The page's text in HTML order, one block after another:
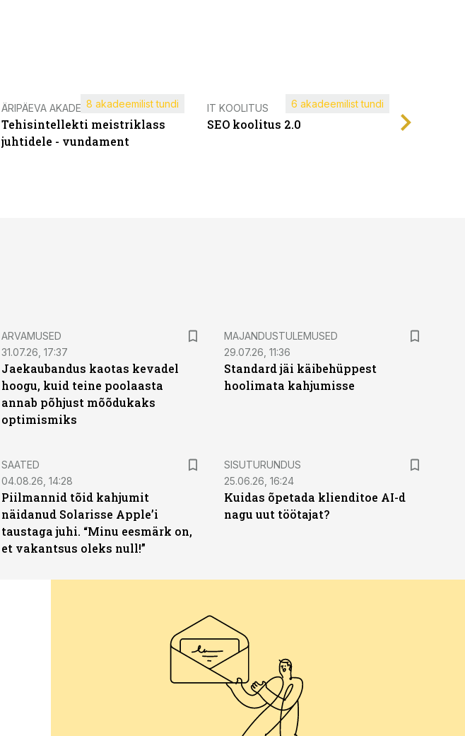
ÄRIPÄEVA AKADEEMIA
Tehisintellekti meistriklass
juhtidele - vundament
8 akadeemilist tundi IT KOOLITUS
SEO koolitus 2.0
6 akadeemilist tundi
ARVAMUSED
31.07.26, 17:37
Jaekaubandus kaotas kevadel
hoogu, kuid teine poolaasta
annab põhjust mõõdukaks
optimismiks
MAJANDUSTULEMUSED
29.07.26, 11:36
Standard jäi käibehüppest
hoolimata kahjumisse
SAATED
04.08.26, 14:28
Piilmannid tõid kahjumit
näidanud Solarisse Apple’i
taustaga juhi. “Minu eesmärk on,
et vakantsus oleks null!”
ST
SISUTURUNDUS
25.06.26, 16:24
Kuidas õpetada klienditoe AI-d
nagu uut töötajat?